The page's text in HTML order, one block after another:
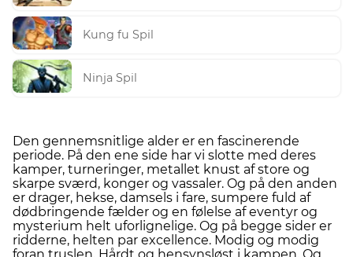
Kung fu Spil
Ninja Spil
Den gennemsnitlige alder er en fascinerende
periode. På den ene side har vi slotte med deres
kamper, turneringer, metallet knust af store og
skarpe sværd, konger og vassaler. Og på den anden
er drager, hekse, damsels i fare, sumpere fuld af
dødbringende fælder og en følelse af eventyr og
mysterium helt uforlignelige. Og på begge sider er
ridderne, helten par excellence. Modig og modig